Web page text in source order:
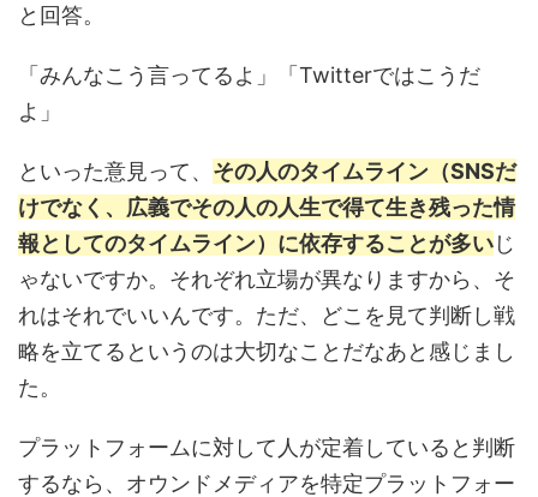
と回答。
「みんなこう言ってるよ」「Twitterではこうだ
よ」
といった意見って、 その人のタイムライン（SNSだ
けでなく、広義でその人の人生で得て生き残った情
報としてのタイムライン）に依存することが多いじ
ゃないですか。それぞれ立場が異なりますから、そ
れはそれでいいんです。ただ、どこを見て判断し戦
略を立てるというのは大切なことだなあと感じまし
た。
プラットフォームに対して人が定着していると判断
するなら、オウンドメディアを特定プラットフォー